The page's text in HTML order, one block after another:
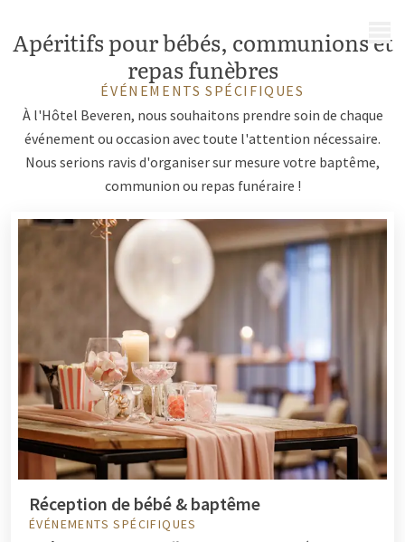
Apéritifs pour bébés, communions et
repas funèbres
ÉVÉNEMENTS SPÉCIFIQUES
À l'Hôtel Beveren, nous souhaitons prendre soin de chaque
événement ou occasion avec toute l'attention nécessaire.
Nous serions ravis d'organiser sur mesure votre baptême,
communion ou repas funéraire !
Réception de bébé & baptême
ÉVÉNEMENTS SPÉCIFIQUES